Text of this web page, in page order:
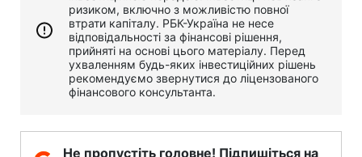
ризиком, включно з можливістю повної
втрати капіталу. РБК-Україна не несе
відповідальності за фінансові рішення,
прийняті на основі цього матеріалу. Перед
ухваленням будь-яких інвестиційних рішень
рекомендуємо звернутися до ліцензованого
фінансового консультанта.
Не пропустіть головне! Підпишіться на